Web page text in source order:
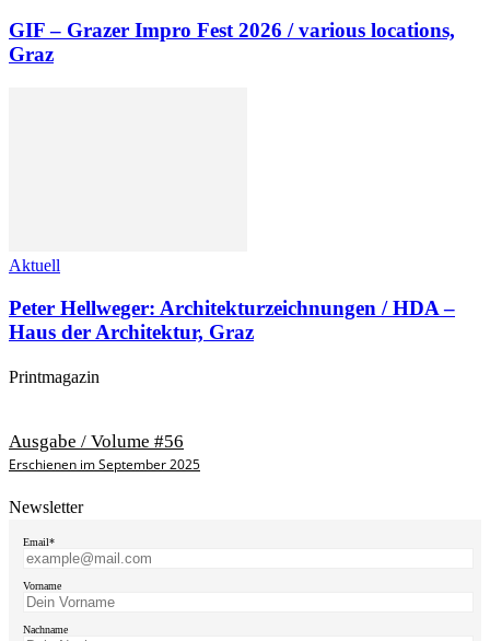
GIF – Grazer Impro Fest 2026 / various locations,
Graz
Aktuell
Peter Hellweger: Architekturzeichnungen / HDA –
Haus der Architektur, Graz
Printmagazin
Ausgabe / Volume #56
Erschienen im September 2025
Newsletter
Email*
Vorname
Nachname